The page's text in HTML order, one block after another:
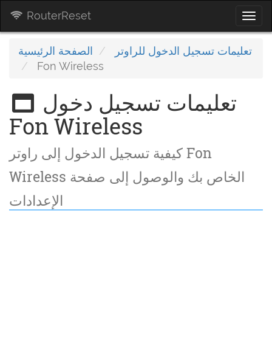
RouterReset
الصفحة الرئيسية
تعليمات تسجيل الدخول للراوتر
Fon Wireless
Fon Wireless
كيفية تسجيل الدخول إلى راوتر Fon
Wireless الخاص بك والوصول إلى صفحة
الإعدادات